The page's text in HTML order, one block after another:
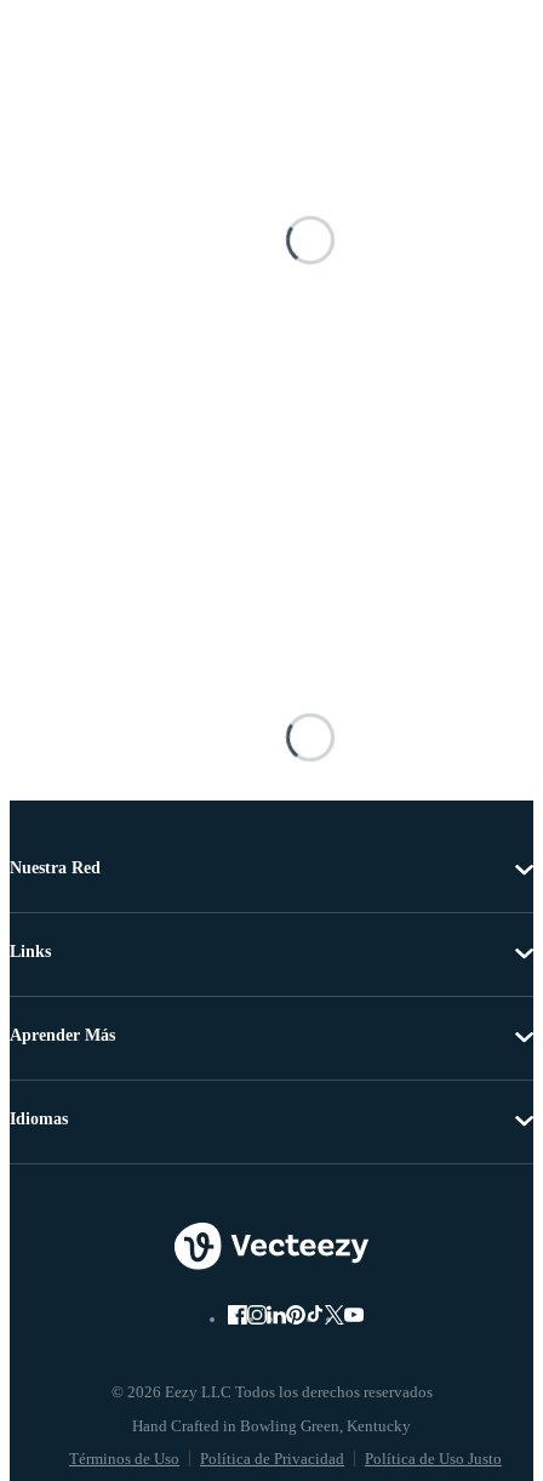
Nuestra Red
Links
Aprender Más
© 2026 Eezy LLC Todos los derechos reservados
Términos de Uso Política de Privacidad Política de Uso Justo
Idiomas